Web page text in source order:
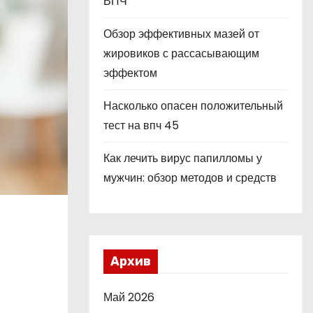
Обзор эффективных мазей от
жировиков с рассасывающим
эффектом
Насколько опасен положительный
тест на впч 45
Как лечить вирус папилломы у
мужчин: обзор методов и средств
Архив
Май 2026